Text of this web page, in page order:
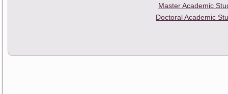
Master Academic
Doctoral Academic